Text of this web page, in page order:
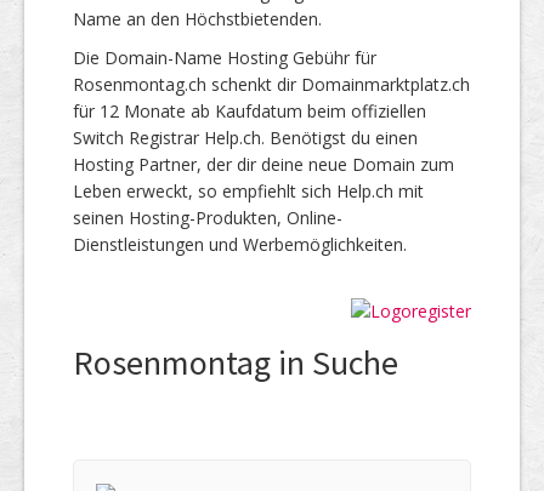
Name an den Höchstbietenden.
Die Domain-Name Hosting Gebühr für
Rosenmontag.ch schenkt dir Domainmarktplatz.ch
für 12 Monate ab Kaufdatum beim offiziellen
Switch Registrar Help.ch. Benötigst du einen
Hosting Partner, der dir deine neue Domain zum
Leben erweckt, so empfiehlt sich Help.ch mit
seinen Hosting-Produkten, Online-
Dienstleistungen und Werbemöglichkeiten.
Rosenmontag in Suche